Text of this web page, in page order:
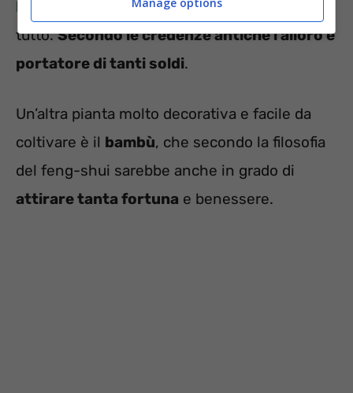
le carni arrosto e altri gustosi piatti, ma non è
tutto.Secondo le credenze antiche l’alloro è
portatore di tanti soldi.
Un’altra pianta molto decorativa e facile da
coltivare è il bambù, che secondo la filosofia
del feng-shui sarebbe anche in grado di
attirare tanta fortuna e benessere.